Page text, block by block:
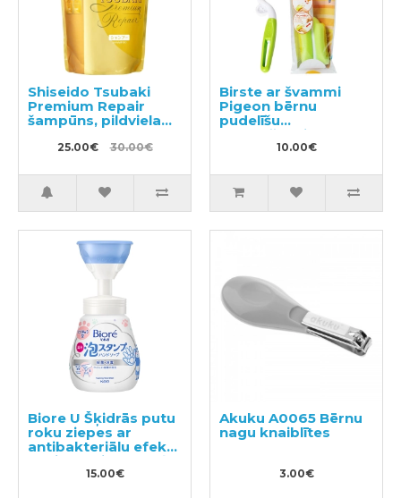
Shiseido Tsubaki
Premium Repair
šampūns, pildviela
25.00€ 30.00€
Birste ar švammi
Pigeon bērnu
pudelīšu
mazgāšanai, 1gb.
10.00€
Biore U Šķidrās putu
roku ziepes ar
antibakteriālu efektu
ar vieglu citrusaugļu
aromātu 240ml
15.00€
Akuku A0065 Bērnu
nagu knaiblītes
3.00€